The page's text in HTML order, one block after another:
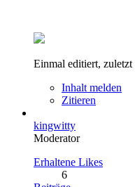
Einmal editiert, zuletzt
Inhalt melden
Zitieren
kingwitty
Moderator
Erhaltene Likes
6